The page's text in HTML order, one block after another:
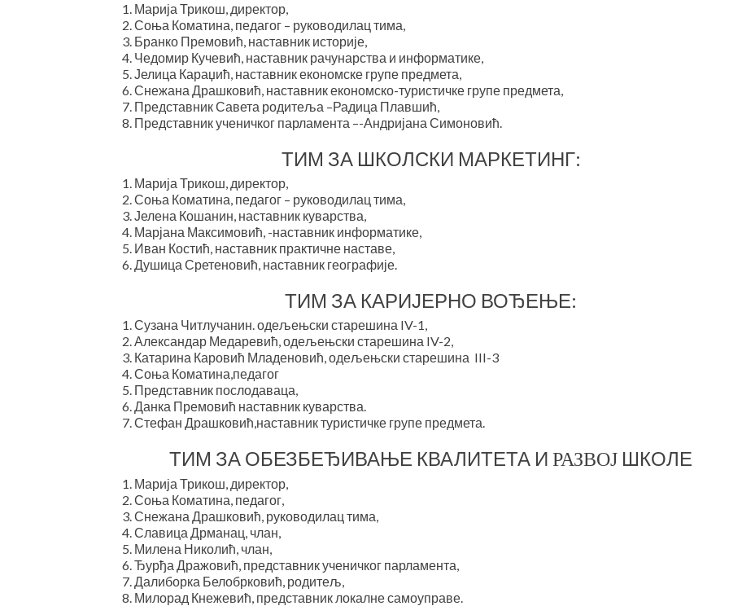
Марија Трикош, директор,
Соња Коматина, педагог – руководилац тима,
Бранко Премовић, наставник историје,
Чедомир Кучевић, наставник рачунарства и информатике,
Јелица Караџић, наставник економске групе предмета,
Снежана Драшковић, наставник економско-туристичке групе предмета,
Представник Савета родитеља –Радица Плавшић,
Представник ученичког парламента –-Андријана Симоновић.
ТИМ ЗА ШКОЛСКИ МАРКЕТИНГ:
Марија Трикош, директор,
Соња Коматина, педагог – руководилац тима,
Јелена Кошанин, наставник куварства,
Марјана Максимовић, -наставник информатике,
Иван Костић, наставник практичне наставе,
Душица Сретеновић, наставник географије.
ТИМ ЗА КАРИЈЕРНО ВОЂЕЊЕ:
Сузана Читлучанин. одељењски старешина IV-1,
Александар Медаревић, одељењски старешина IV-2,
Катарина Каровић Младеновић, одељењски старешина III-3
Соња Коматина,педагог
Представник послодаваца,
Данка Премовић наставник куварства.
Стефан Драшковић,наставник туристичке групе предмета.
ТИМ ЗА ОБЕЗБЕЂИВАЊЕ КВАЛИТЕТА И РАЗВОЈ ШКОЛЕ
Марија Трикош, директор,
Соња Коматина, педагог,
Снежана Драшковић, руководилац тима,
Славица Дрманац, члан,
Милена Николић, члан,
Ђурђа Дражовић, представник ученичког парламента,
Далиборка Белобрковић, родитељ,
Милорад Кнежевић, представник локалне самоуправе.